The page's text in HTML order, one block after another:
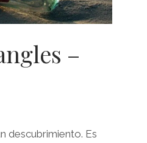
–
descubrimiento. Es